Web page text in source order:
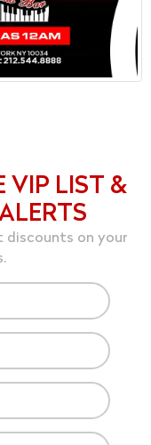
VIP LIST &
discounts on your